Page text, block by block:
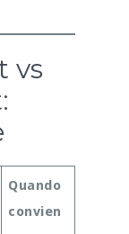
vs
Quando
convien